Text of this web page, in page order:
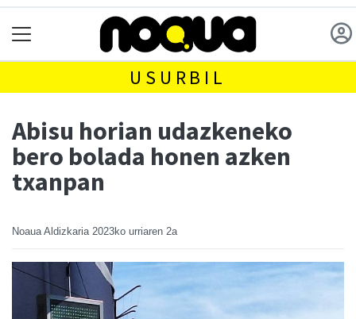
USURBIL
Abisu horian udazkeneko
bero bolada honen azken
txanpan
Noaua Aldizkaria 2023ko urriaren 2a